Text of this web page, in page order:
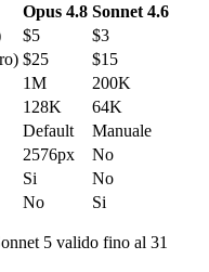
Opus 4.8 Sonnet 4.6
$5
$3
$25
$15
1M
200K
128K
64K
Default
Manuale
2576px
No
Si
No
No Si
5 valido fino al 31